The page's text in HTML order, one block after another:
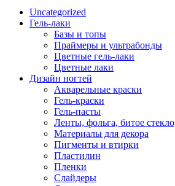
Uncategorized
Гель-лаки
Базы и топы
Праймеры и ультрабонды
Цветные гель-лаки
Цветные лаки
Дизайн ногтей
Акварельные краски
Гель-краски
Гель-пасты
Ленты, фольга, битое стекло
Материалы для декора
Пигменты и втирки
Пластилин
Пленки
Слайдеры